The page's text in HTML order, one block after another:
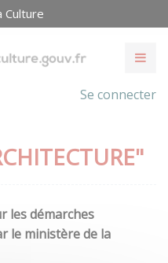
Culture
Se connecter
les démarches
le ministère de la